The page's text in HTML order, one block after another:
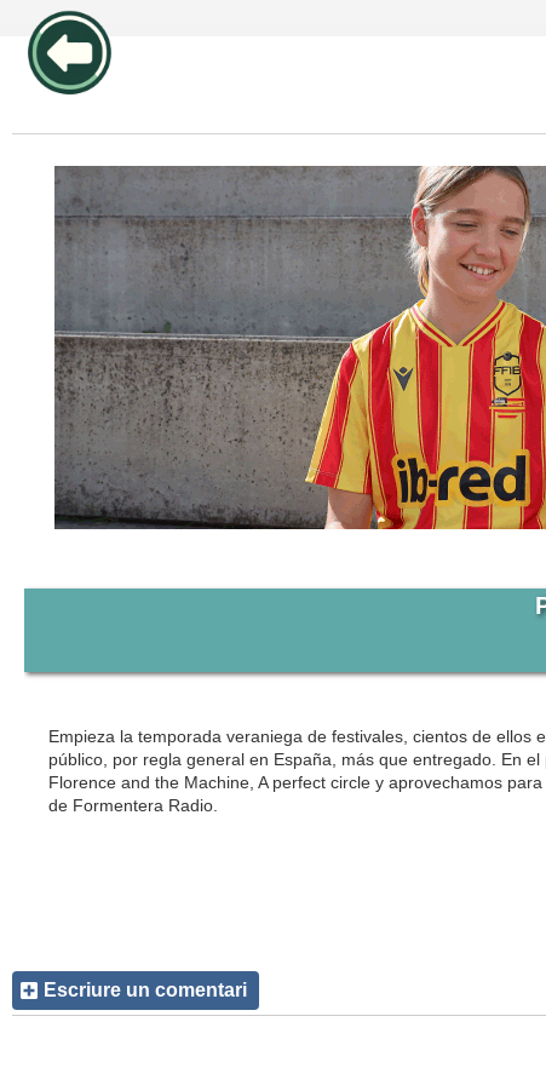
Empieza la temporada veraniega de festivales, cientos de
público, por regla general en España, más que entregado. En
Florence and the Machine, A perfect circle y aprovechamos
de Formentera Radio.
Escriure un comentari